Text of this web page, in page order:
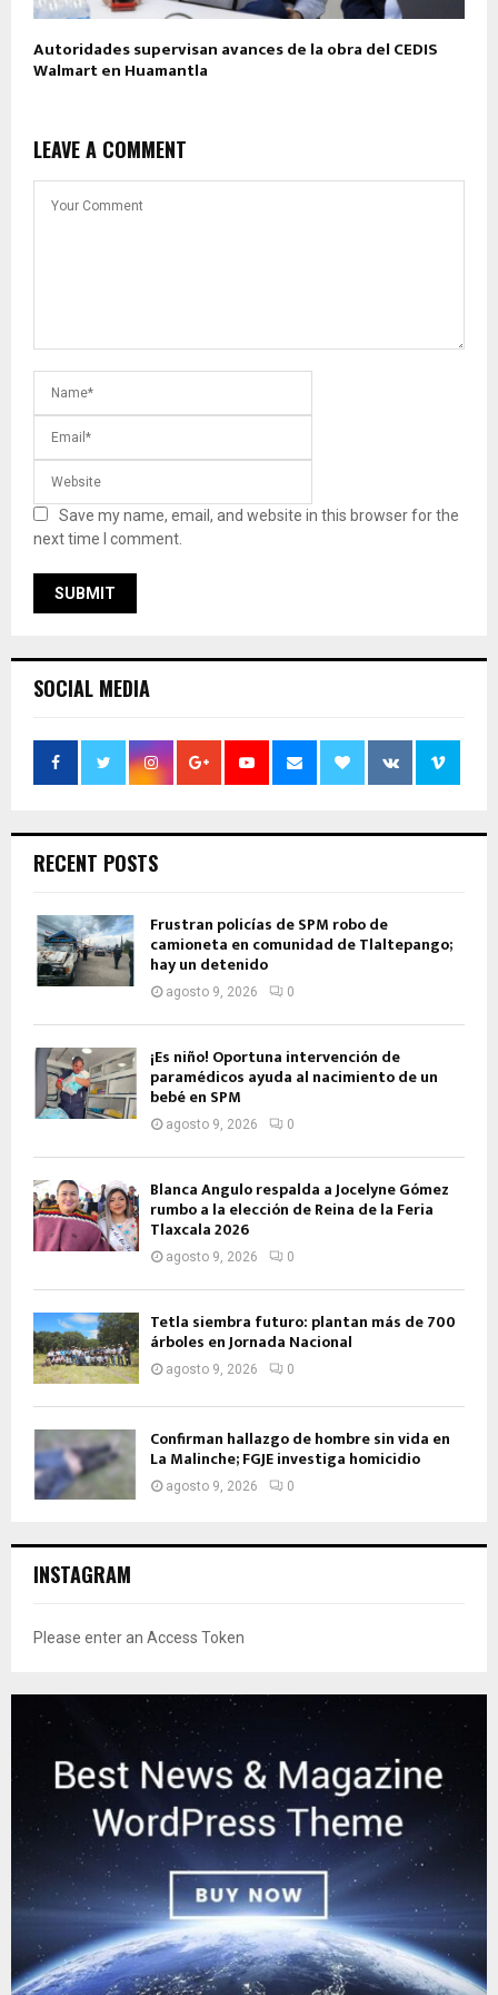
Autoridades supervisan avances de la obra del CEDIS
Walmart en Huamantla
LEAVE A COMMENT
Save my name, email, and website in this browser for the
next time I comment.
SOCIAL MEDIA
RECENT POSTS
Frustran policías de SPM robo de
camioneta en comunidad de Tlaltepango;
hay un detenido
agosto 9, 2026 0
¡Es niño! Oportuna intervención de
paramédicos ayuda al nacimiento de un
bebé en SPM
agosto 9, 2026 0
Blanca Angulo respalda a Jocelyne Gómez
rumbo a la elección de Reina de la Feria
Tlaxcala 2026
agosto 9, 2026 0
Tetla siembra futuro: plantan más de 700
árboles en Jornada Nacional
agosto 9, 2026 0
Confirman hallazgo de hombre sin vida en
La Malinche; FGJE investiga homicidio
agosto 9, 2026 0
INSTAGRAM
Please enter an Access Token